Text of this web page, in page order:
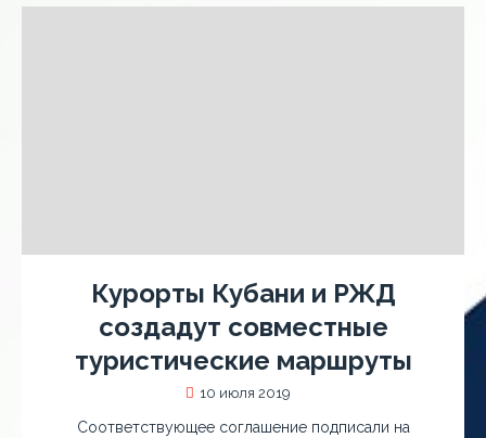
Курорты Кубани и РЖД
создадут совместные
туристические маршруты
10 июля 2019
Соответствующее соглашение подписали на